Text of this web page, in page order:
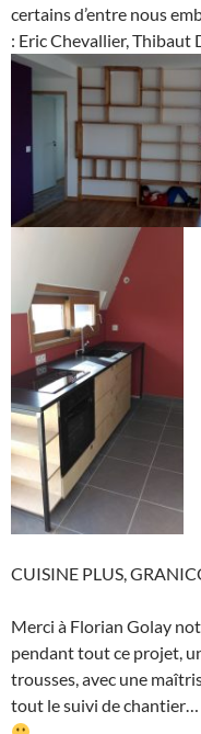
certains d’entre nous
: Eric Chevallier, Thibaut
CUISINE PLUS,
Merci à Florian Golay
pendant tout ce projet,
trousses, avec une
tout le suivi de chantier…